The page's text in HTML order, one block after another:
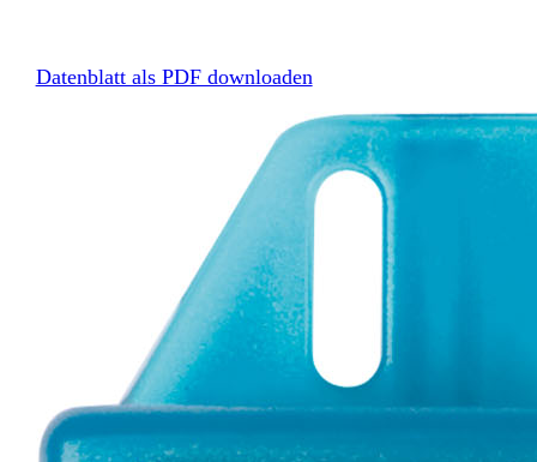
Datenblatt als PDF downloaden